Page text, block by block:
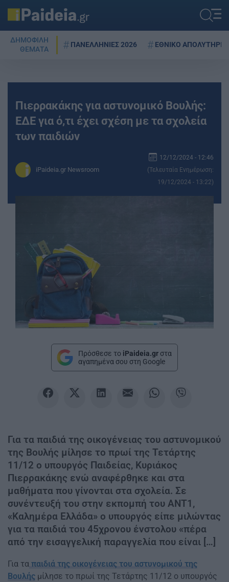
ΔΗΜΟΦΙΛΗ
ΘΕΜΑΤΑ
ΠΑΝΕΛΛΗΝΙΕΣ 2026 ΕΘΝΙΚΟ ΑΠΟΛΥΤΗΡΙΟ
Πιερρακάκης για αστυνομικό Βουλής:
ΕΔΕ για ό,τι έχει σχέση με τα σχολεία
των παιδιών
iPaideia.gr Newsroom
12/12/2024 - 12:46
(Τελευταία Ενημέρωση:
19/12/2024 - 13:22)
Πρόσθεσε το iPaideia.gr στα
αγαπημένα σου στη Google
Για τα παιδιά της οικογένειας του αστυνομικού
της Βουλής μίλησε το πρωί της Τετάρτης
11/12 ο υπουργός Παιδείας, Κυριάκος
Πιερρακάκης ενώ αναφέρθηκε και στα
μαθήματα που γίνονται στα σχολεία. Σε
συνέντευξή του στην εκπομπή του ΑΝΤ1,
«Καλημέρα Ελλάδα» ο υπουργός είπε μιλώντας
για τα παιδιά του 45χρονου ένστολου «πέρα
από την εισαγγελική παραγγελία που είναι […]
Για τα παιδιά της οικογένειας του αστυνομικού της
Βουλής μίλησε το πρωί της Τετάρτης 11/12 ο υπουργός